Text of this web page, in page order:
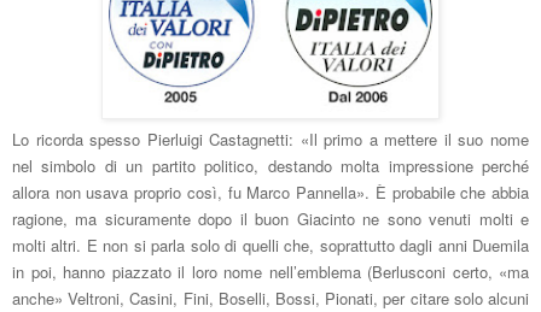
Lo ricorda spesso Pierluigi Castagnetti: «Il primo a mettere il suo nome
nel simbolo di un partito politico, destando molta impressione perché
allora non usava proprio così, fu Marco Pannella». È probabile che abbia
ragione, ma sicuramente dopo il buon Giacinto ne sono venuti molti e
molti altri. E non si parla solo di quelli che, soprattutto dagli anni Duemila
in poi, hanno piazzato il loro nome nell’emblema (Berlusconi certo, «ma
anche» Veltroni, Casini, Fini, Boselli, Bossi, Pionati, per citare solo alcuni